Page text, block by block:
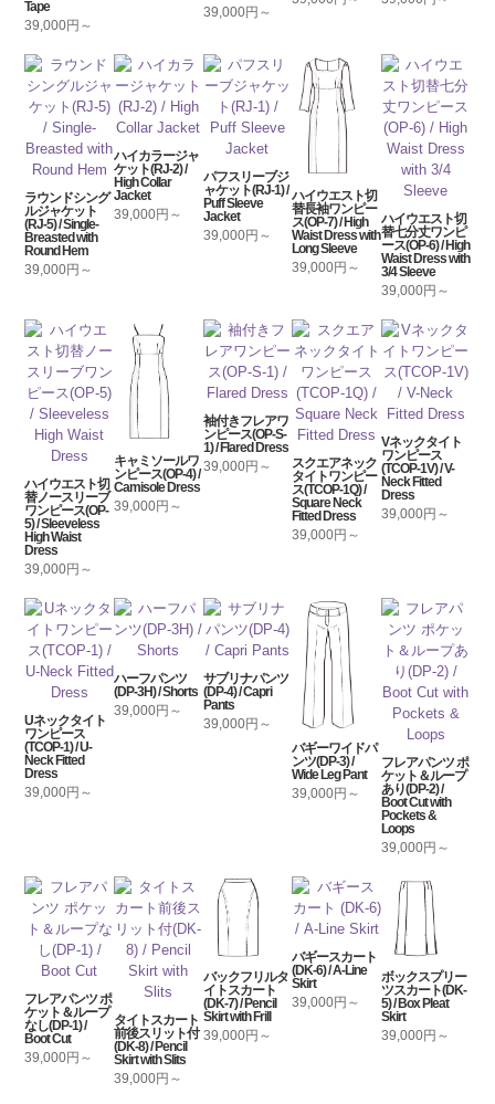
Tape
39,000円～
39,000円～
ラウンドシング
ルジャケット
(RJ-5) / Single-
Breasted with
Round Hem
39,000円～
ハイカラージャ
ケット(RJ-2) /
High Collar
Jacket
39,000円～
パフスリーブジ
ャケット(RJ-1) /
Puff Sleeve
Jacket
39,000円～
ハイウエスト切
替長袖ワンピー
ス(OP-7) / High
Waist Dress with
Long Sleeve
39,000円～
ハイウエスト切
替七分丈ワンピ
ース(OP-6) / High
Waist Dress with
3/4 Sleeve
39,000円～
ハイウエスト切
替ノースリーブ
ワンピース(OP-
5) / Sleeveless
High Waist
Dress
39,000円～
キャミソールワ
ンピース(OP-4) /
Camisole Dress
39,000円～
袖付きフレアワ
ンピース(OP-S-
1) / Flared Dress
39,000円～
スクエアネック
タイトワンピー
ス(TCOP-1Q) /
Square Neck
Fitted Dress
39,000円～
Vネックタイト
ワンピース
(TCOP-1V) / V-
Neck Fitted
Dress
39,000円～
Uネックタイト
ワンピース
(TCOP-1) / U-
Neck Fitted
Dress
39,000円～
ハーフパンツ
(DP-3H) / Shorts
39,000円～
サブリナパンツ
(DP-4) / Capri
Pants
39,000円～
バギーワイドパ
ンツ(DP-3) /
Wide Leg Pant
39,000円～
フレアパンツ ポ
ケット＆ループ
あり(DP-2) /
Boot Cut with
Pockets &
Loops
39,000円～
フレアパンツ ポ
ケット＆ループ
なし(DP-1) /
Boot Cut
39,000円～
タイトスカート
前後スリット付
(DK-8) / Pencil
Skirt with Slits
39,000円～
バックフリルタ
イトスカート
(DK-7) / Pencil
Skirt with Frill
39,000円～
バギースカート
(DK-6) / A-Line
Skirt
39,000円～
ボックスプリー
ツスカート(DK-
5) / Box Pleat
Skirt
39,000円～